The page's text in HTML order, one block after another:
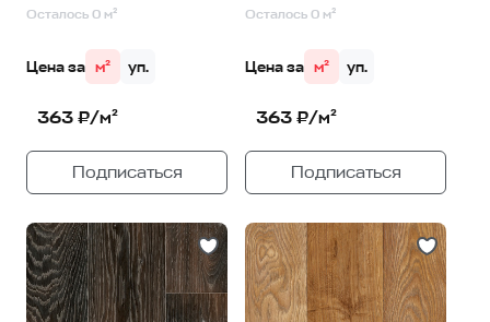
Осталось 0 м²
Цена за м² уп.
363 ₽/м²
Подписаться
Осталось 0 м²
Цена за м² уп.
363 ₽/м²
Подписаться